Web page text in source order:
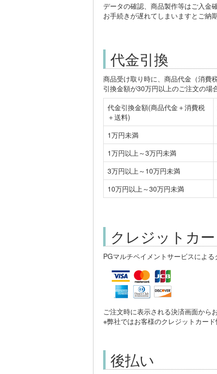
データの確認、商品製作等はご入金
お手続きが遅れてしまいますとご納
代金引換
商品受け取り時に、商品代金（消費
引換金額が30万円以上のご注文の場
代金引換金額(商品代金＋消費税
＋送料)
1万円未満
1万円以上～3万円未満
3万円以上～10万円未満
10万円以上～30万円未満
クレジットカ
PGマルチペイメントサービスによ
ご注文時に表示される決済画面から
※弊社ではお客様のクレジットカード
後払い